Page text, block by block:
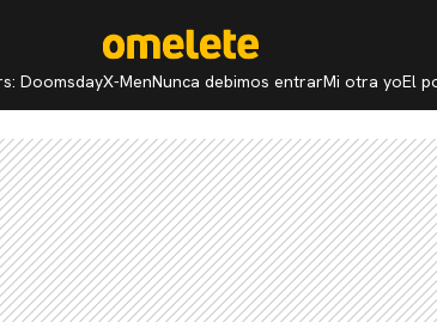
DoomsdayX-MenNunca debimos entrarMi otra yoEl